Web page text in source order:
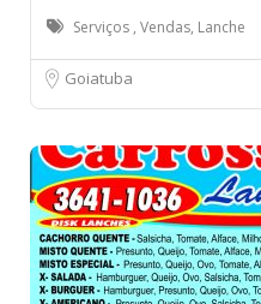
Serviços , Vendas, Lanche
Goiatuba